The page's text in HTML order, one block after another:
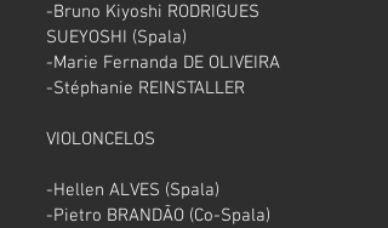
-Bruno Kiyoshi RODRIGUES
SUEYOSHI (Spala)
-Marie Fernanda DE OLIVEIRA
-Stéphanie REINSTALLER
VIOLONCELOS
-Hellen ALVES (Spala)
-Pietro BRANDÃO (Co-Spala)